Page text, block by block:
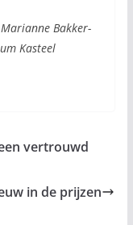
Bakker-
Kasteel
vertrouwd
in de prijzen